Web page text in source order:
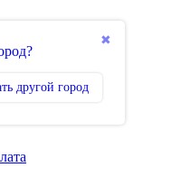
✖
другой город